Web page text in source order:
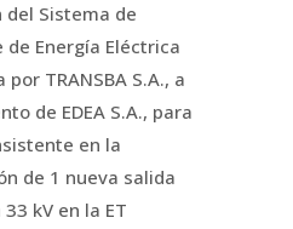
del Sistema de
Energía Eléctrica
TRANSBA S.A., a
de EDEA S.A., para
en la
de 1 nueva salida
kV en la ET